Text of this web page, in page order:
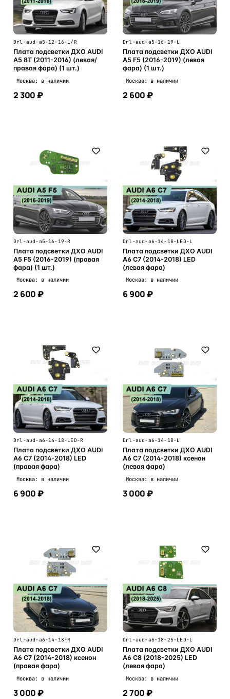
Drl-aud-a5-12-16-L/R
Плата подсветки ДХО AUDI
A5 8T (2011-2016) (левая/
правая фара) (1 шт.)
Москва: в наличии
2 300 ₽
Drl-aud-a5-16-19-L
Плата подсветки ДХО AUDI
A5 F5 (2016-2019) (левая
фара) (1 шт.)
Москва: в наличии
2 600 ₽
Drl-aud-a5-16-19-R
Плата подсветки ДХО AUDI
A5 F5 (2016-2019) (правая
фара) (1 шт.)
Москва: в наличии
2 600 ₽
Drl-aud-a6-14-18-LED-L
Плата подсветки ДХО AUDI
A6 C7 (2014-2018) LED
(левая фара)
Москва: в наличии
6 900 ₽
Drl-aud-a6-14-18-LED-R
Плата подсветки ДХО AUDI
A6 C7 (2014-2018) LED
(правая фара)
Москва: в наличии
6 900 ₽
Drl-aud-a6-14-18-L
Плата подсветки ДХО AUDI
A6 C7 (2014-2018) ксенон
(левая фара)
Москва: в наличии
3 000 ₽
Drl-aud-a6-14-18-R
Плата подсветки ДХО AUDI
A6 C7 (2014-2018) ксенон
(правая фара)
Москва: в наличии
3 000 ₽
Drl-aud-a6-18-25-LED-L
Плата подсветки ДХО AUDI
A6 C8 (2018-2025) LED
(левая фара)
Москва: в наличии
2 700 ₽